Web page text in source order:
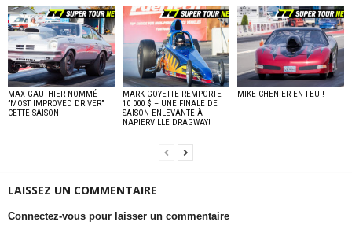
MAX GAUTHIER NOMMÉ
”MOST IMPROVED DRIVER”
CETTE SAISON
MARK GOYETTE REMPORTE
10 000 $ – UNE FINALE DE
SAISON ENLEVANTE À
NAPIERVILLE DRAGWAY!
MIKE CHENIER EN FEU !
LAISSEZ UN COMMENTAIRE
Connectez-vous pour laisser un commentaire